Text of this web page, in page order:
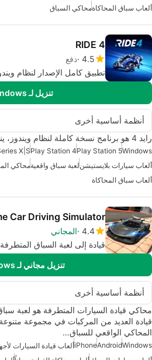
ألعاب سباق المحاكاةمحاكي السباق
RIDE 4
4.5 دفع
تطبيق كامل الإصدار لنظام
تنزيل لـ Windows
أنظمة أساسية أخرى
رايد 4 هو برنامج نسخة كاملة لنظام ويندوز، ينتمي إلى فئة "المحاكاة".
Windows
Play Station 5
Play Station 4
X|S
ألعاب سيارات بلايستيشنلعبة سباق واقعيةمحاكي
ألعاب سباق المحاكاة
Car Driving Simulator
4.4 المجاني
قيادة إلى لعبة السباق المتطرفة
تنزيل مجاني لـ Windows
أنظمة أساسية أخرى
محاكي قيادة السيارات المتطرفة هو لعبة
قيادة العديد من المركبات في مجموعة
المحاكي الواقعي للسباق…
Windows
Android
iPhoneألعاب قيادة السيارات